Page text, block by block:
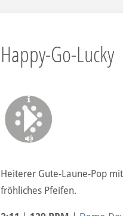
Happy-Go-Lucky
Heiterer Gute-Laune-Pop
fröhliches Pfeifen.